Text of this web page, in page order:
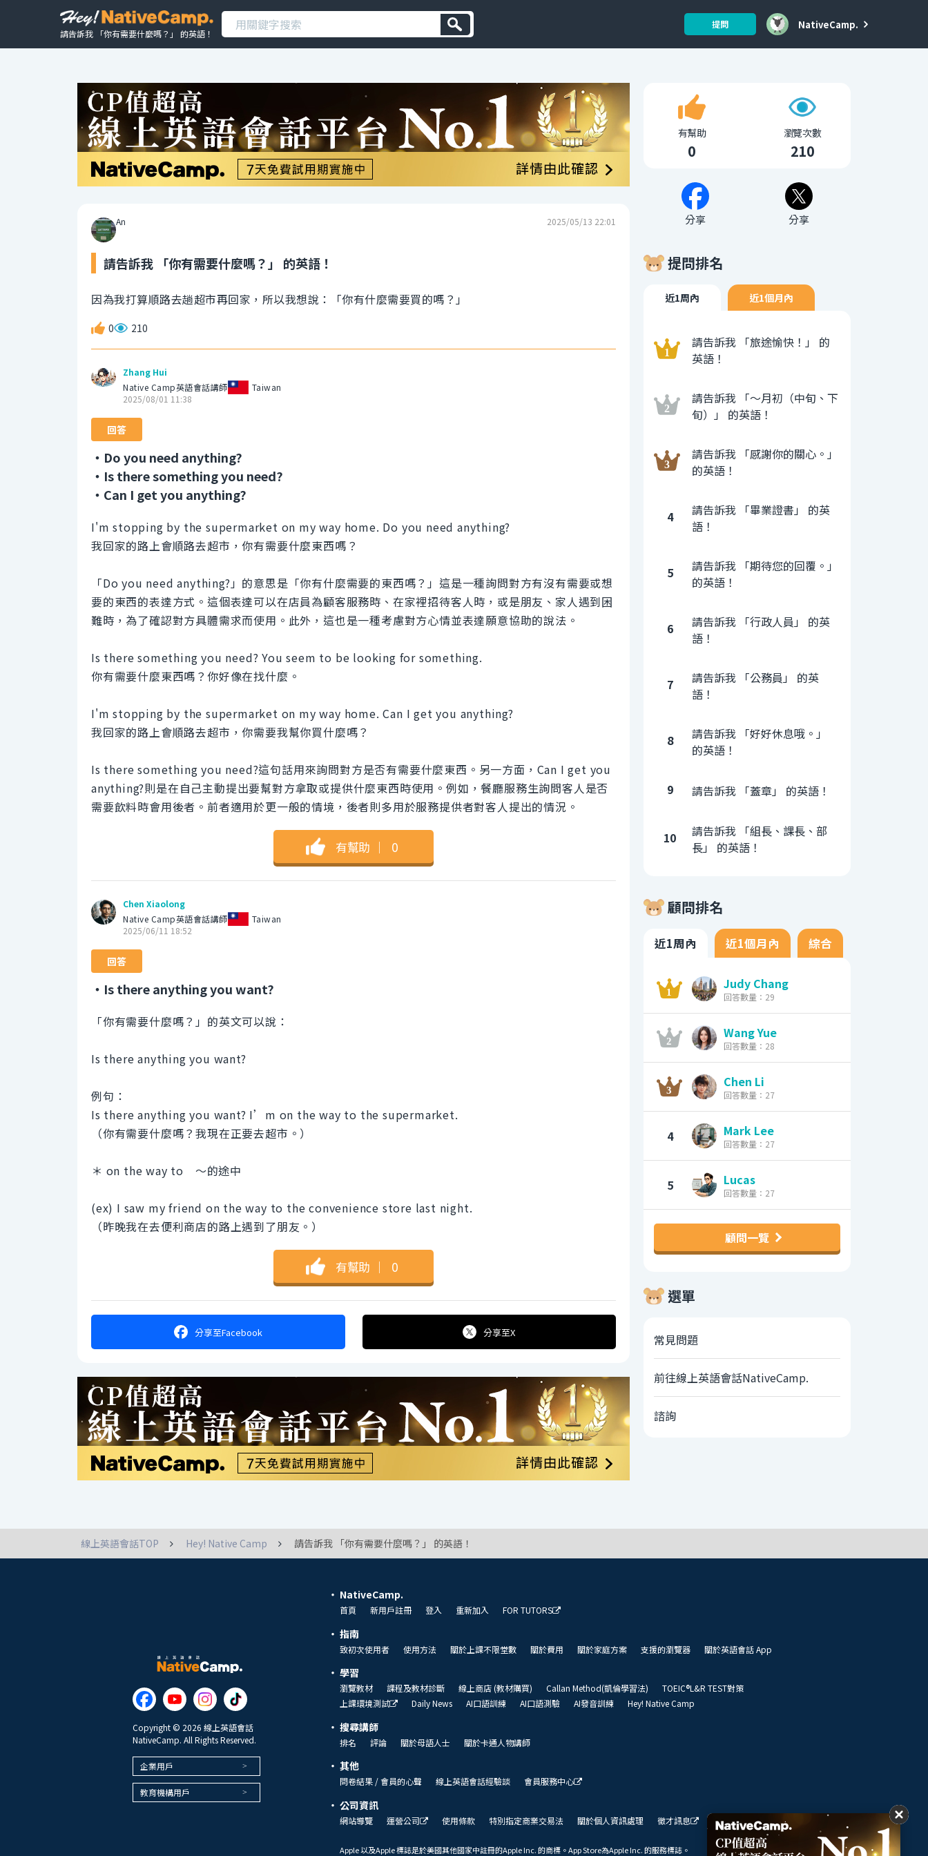
請告訴我 「你有需要什麼嗎？」 的英語！
提問 NativeCamp.
An 2025/05/13 22:01
請告訴我 「你有需要什麼嗎？」 的英語！
因為我打算順路去趟超市再回家，所以我想說：「你有什麼需要買的嗎？」
0 210
Zhang Hui
Native Camp英語會話講師
Taiwan
2025/08/01 11:38
回答
・Do you need anything?
・Is there something you need?
・Can I get you anything?
I'm stopping by the supermarket on my way home. Do you need anything?
我回家的路上會順路去超市，你有需要什麼東西嗎？
「Do you need anything?」的意思是「你有什麼需要的東西嗎？」這是一種詢問對方有沒有需要或想
要的東西的表達方式。這個表達可以在店員為顧客服務時、在家裡招待客人時，或是朋友、家人遇到困
難時，為了確認對方具體需求而使用。此外，這也是一種考慮對方心情並表達願意協助的說法。
Is there something you need? You seem to be looking for something.
你有需要什麼東西嗎？你好像在找什麼。
I'm stopping by the supermarket on my way home. Can I get you anything?
我回家的路上會順路去超市，你需要我幫你買什麼嗎？
Is there something you need?這句話用來詢問對方是否有需要什麼東西。另一方面，Can I get you
anything?則是在自己主動提出要幫對方拿取或提供什麼東西時使用。例如，餐廳服務生詢問客人是否
需要飲料時會用後者。前者適用於更一般的情境，後者則多用於服務提供者對客人提出的情況。
有幫助 ｜ 0
Chen Xiaolong
Native Camp英語會話講師
Taiwan
2025/06/11 18:52
回答
・Is there anything you want?
「你有需要什麼嗎？」的英文可以說：
Is there anything you want?
例句：
Is there anything you want? I’m on the way to the supermarket.
（你有需要什麼嗎？我現在正要去超市。）
＊ on the way to ～的途中
(ex) I saw my friend on the way to the convenience store last night.
（昨晚我在去便利商店的路上遇到了朋友。）
有幫助 ｜ 0
分享至Facebook 分享至X
有幫助
0
瀏覽次數
210
分享 分享
提問排名
近1周內 近1個月內
請告訴我 「旅途愉快！」 的
英語！
請告訴我 「〜月初（中旬、下
旬）」 的英語！
請告訴我 「感謝你的關心。」
的英語！
4
請告訴我 「畢業證書」 的英
語！
5
請告訴我 「期待您的回覆。」
的英語！
6
請告訴我 「行政人員」 的英
語！
7
請告訴我 「公務員」 的英
語！
8
請告訴我 「好好休息哦。」
的英語！
9 請告訴我 「蓋章」 的英語！
10
請告訴我 「組長、課長、部
長」 的英語！
顧問排名
近1周內 近1個月內 綜合
Judy Chang
回答數量：29
Wang Yue
回答數量：28
Chen Li
回答數量：27
4 Mark Lee
回答數量：27
5 Lucas
回答數量：27
顧問一覽
選單
常見問題
前往線上英語會話NativeCamp.
諮詢
線上英語會話TOP Hey! Native Camp 請告訴我 「你有需要什麼嗎？」 的英語！
Copyright © 2026 線上英語會話
NativeCamp. All Rights Reserved.
企業用戶
教育機構用戶
NativeCamp.
首頁 新用戶註冊 登入 重新加入 FOR TUTORS
指南
致初次使用者 使用方法 關於上課不限堂數 關於費用 關於家庭方案 支援的瀏覽器 關於英語會話 App
學習
瀏覽教材 課程及教材診斷 線上商店 (教材購買) Callan Method(凱倫學習法)
TOEIC®L&R TEST對策
上課環境測試
Daily News AI口語訓練 AI口語測驗 AI發音訓練 Hey! Native Camp
搜尋講師
排名 評論 關於母語人士 關於卡通人物講師
其他
問卷結果 / 會員的心聲 線上英語會話經驗談 會員服務中心
公司資訊
網站導覽 運營公司 使用條款 特別指定商業交易法 關於個人資訊處理 徵才訊息 我們的展望
Apple 以及Apple 標誌是於美國其他國家中註冊的Apple Inc. 的商標。App Store為Apple Inc. 的服務標誌。